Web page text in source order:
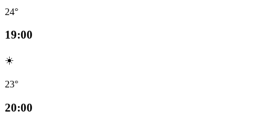
24°
19:00
☀️
23°
20:00